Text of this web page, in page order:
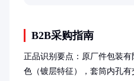
B2B采购指南
正品识别要点：原厂件包装
色（镀层特征），套筒内孔